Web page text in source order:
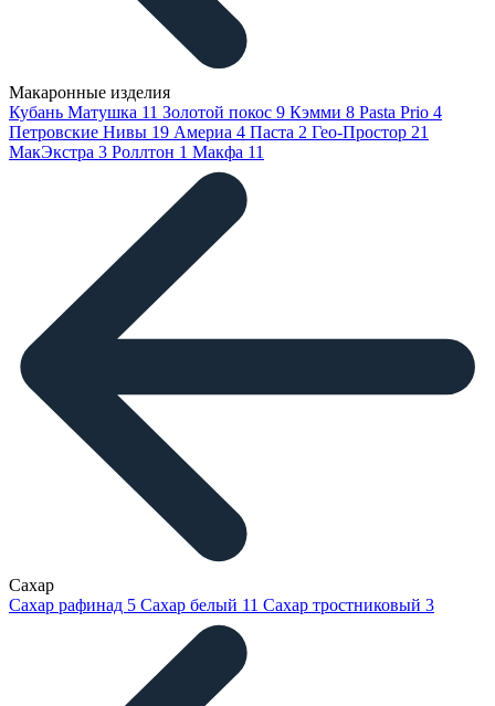
Макаронные изделия
Кубань Матушка 11 Золотой покос 9 Кэмми 8 Pasta Prio 4
Петровские Нивы 19 Америа 4 Паста 2 Гео-Простор 21
МакЭкстра 3 Роллтон 1 Макфа 11
Сахар
Сахар рафинад 5 Сахар белый 11 Сахар тростниковый 3